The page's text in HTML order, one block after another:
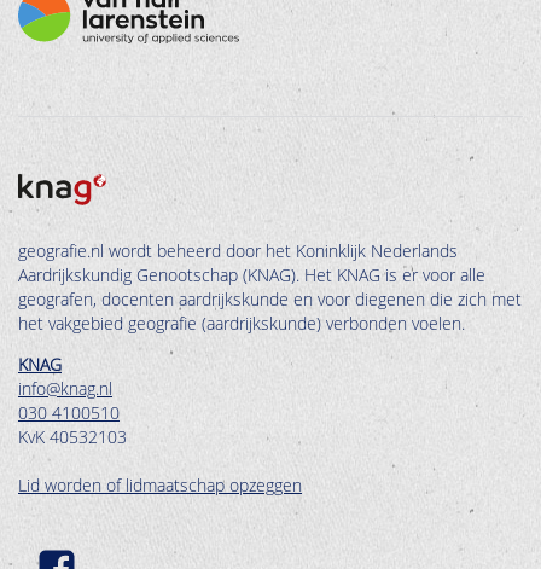
geografie.nl wordt beheerd door het Koninklijk Nederlands
Aardrijkskundig Genootschap (KNAG). Het KNAG is er voor alle
geografen, docenten aardrijkskunde en voor diegenen die zich met
het vakgebied geografie (aardrijkskunde) verbonden voelen.
KNAG
info@knag.nl
030 4100510
KvK 40532103
Lid worden of lidmaatschap opzeggen